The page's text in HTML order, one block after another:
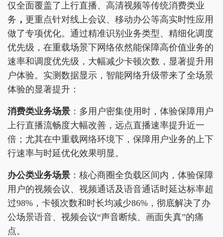
仅全面覆盖了上行直播、高清视频等传统消费类业
务 ， 更重点针对线上会议、移动办公等高实时性应用
做了专项优化。通过精准识别业务类型、精细化调度
优先级，在重载场景下网络依然能保障高价值业务的
速率和调度优先级，大幅减少卡顿次数，显著提升用
户体验。实测数据显示，智能网络升级带来了全场景
体验的显著提升：
消费类业务场景 ：多用户密集使用时，体验保障用户
上行直播流畅度大幅改善，远点直播速率提升近一
倍；尤其在中重载网络环境下，保障用户业务的上下
行速率与时延优化效果明显。
办公类业务场景 ：核心商圈全负载区间内，体验保障
用户的视频会议、视频通话及语音通话时延达标率超
过98%，卡顿次数和时长均减少86%，彻底解决了办
公场景语音、视频会议“声音断续、画面失真”的痛
点。